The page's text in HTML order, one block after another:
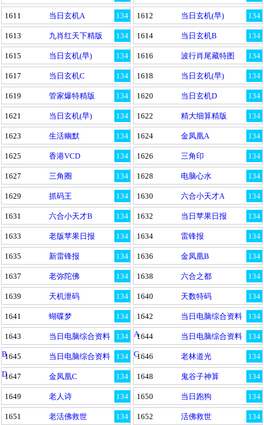
134
1611 当日玄机A 134
1612 当日玄机(早)
134
1613 九肖红天下精版 134
1614 当日玄机B
134
1615 当日玄机(早) 134
1616 波行肖尾藏特图
134
1617 当日玄机C 134
1618 当日玄机(早)
134
1619 管家爆特精版 134
1620 当日玄机D
134
1621 当日玄机(早) 134
1622 精大细算精版
134
1623 生活幽默 134
1624 金凤凰A
134
1625 香港VCD 134
1626 三角印
134
1627 三角圈 134
1628 电脑心水
134
1629 抓码王 134
1630 六合小天才A
134
1631 六合小天才B 134
1632 当日苹果日报
134
1633 老版苹果日报 134
1634 雷锋报
134
1635 新雷锋报 134
1636 金凤凰B
134
1637 老弥陀佛 134
1638 六合之都
134
1639 天机泄码 134
1640 天数特码
134
1641 蝴碟梦 134
1642
当日电脑综合资料
A
134
1643
当日电脑综合资料
B
134
1644
当日电脑综合资料
C
134
1645
当日电脑综合资料
D
134
1646 老林道光
134
1647 金凤凰C 134
1648 鬼谷子神算
134
1649 老人诗 134
1650 当日跑狗
134
1651 老活佛救世 134
1652 活佛救世